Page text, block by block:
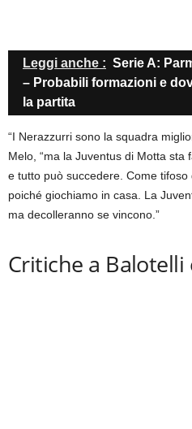
Leggi anche : Serie A:
– Probabili formazioni e
la partita
“I Nerazzurri sono la squadra
Melo, “ma la Juventus di Motta
e tutto può succedere. Come tifoso
poiché giochiamo in casa. La
ma decolleranno se vincono.”
Critiche a Balotelli